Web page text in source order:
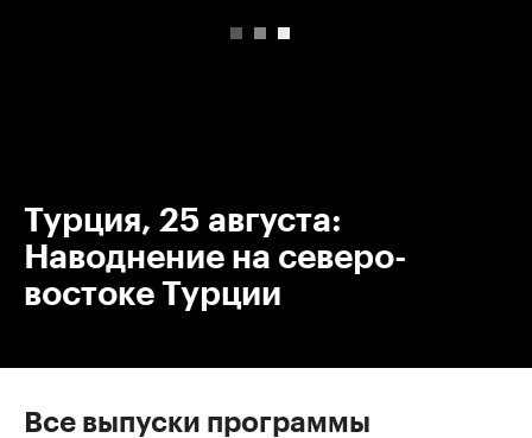
Турция, 25 августа:
Наводнение на северо-
востоке Турции
Все выпуски программы